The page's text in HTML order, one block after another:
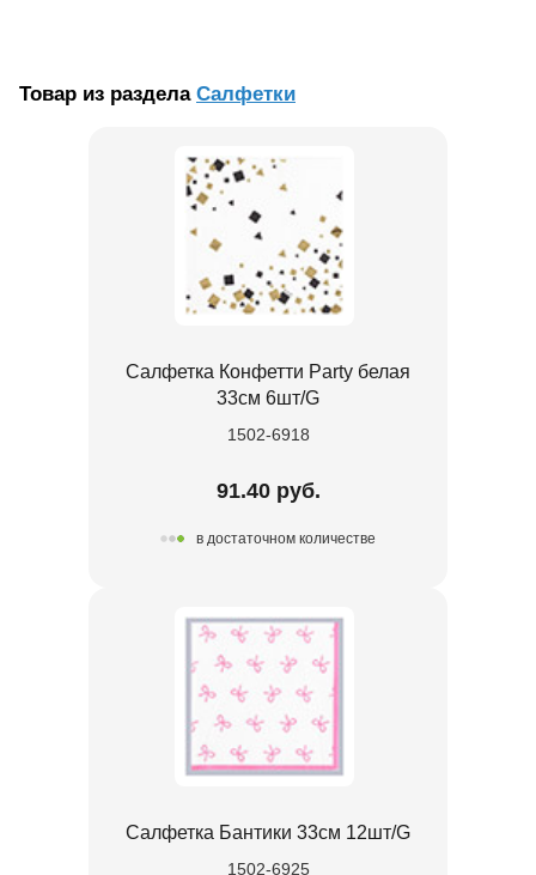
Товар из раздела Салфетки
Салфетка Конфетти Party белая
33см 6шт/G
1502-6918
91.40 руб.
в достаточном количестве
Салфетка Бантики 33см 12шт/G
1502-6925